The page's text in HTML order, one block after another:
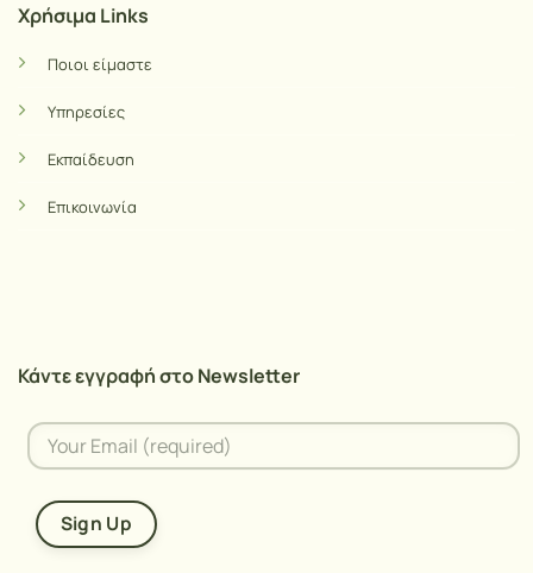
Χρήσιμα Links
Ποιοι είμαστε
Υπηρεσίες
Εκπαίδευση
Επικοινωνία
Κάντε εγγραφή στο Newsletter